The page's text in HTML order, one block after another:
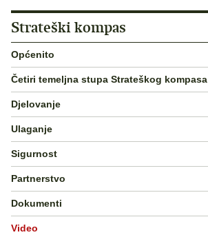
Strateški kompas
Općenito
Četiri temeljna stupa Strateškog kompasa
Djelovanje
Ulaganje
Sigurnost
Partnerstvo
Dokumenti
Video